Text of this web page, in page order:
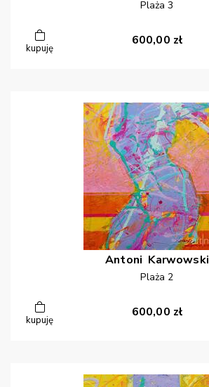
Plaża 3
kupuję
600,00 zł
Antoni Karwowski
Plaża 2
kupuję
600,00 zł